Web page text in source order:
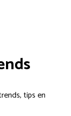
tips en